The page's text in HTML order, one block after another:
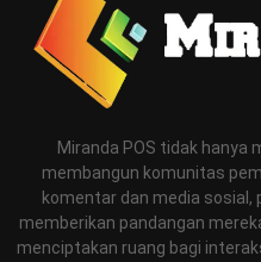
Miranda POS tidak hanya
membangun komunitas
komentar dan media
memberikan pandangan
menciptakan ruang bagi